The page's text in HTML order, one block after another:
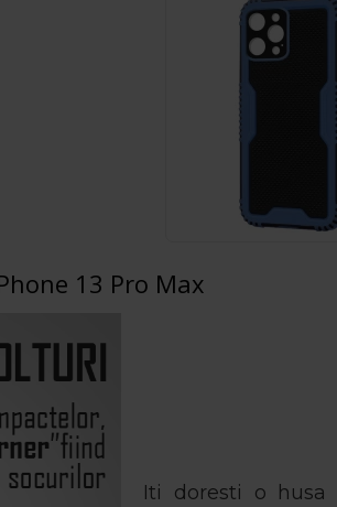
13 Pro Max
Iti doresti o husa